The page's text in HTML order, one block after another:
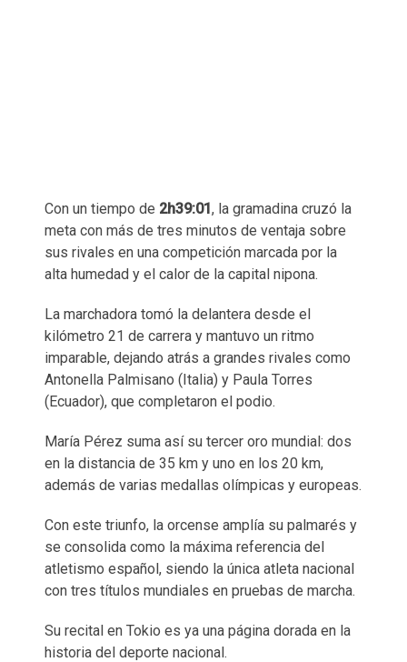
Con un tiempo de 2h39:01, la gramadina cruzó la
meta con más de tres minutos de ventaja sobre
sus rivales en una competición marcada por la
alta humedad y el calor de la capital nipona.
La marchadora tomó la delantera desde el
kilómetro 21 de carrera y mantuvo un ritmo
imparable, dejando atrás a grandes rivales como
Antonella Palmisano (Italia) y Paula Torres
(Ecuador), que completaron el podio.
María Pérez suma así su tercer oro mundial: dos
en la distancia de 35 km y uno en los 20 km,
además de varias medallas olímpicas y europeas.
Con este triunfo, la orcense amplía su palmarés y
se consolida como la máxima referencia del
atletismo español, siendo la única atleta nacional
con tres títulos mundiales en pruebas de marcha.
Su recital en Tokio es ya una página dorada en la
historia del deporte nacional.